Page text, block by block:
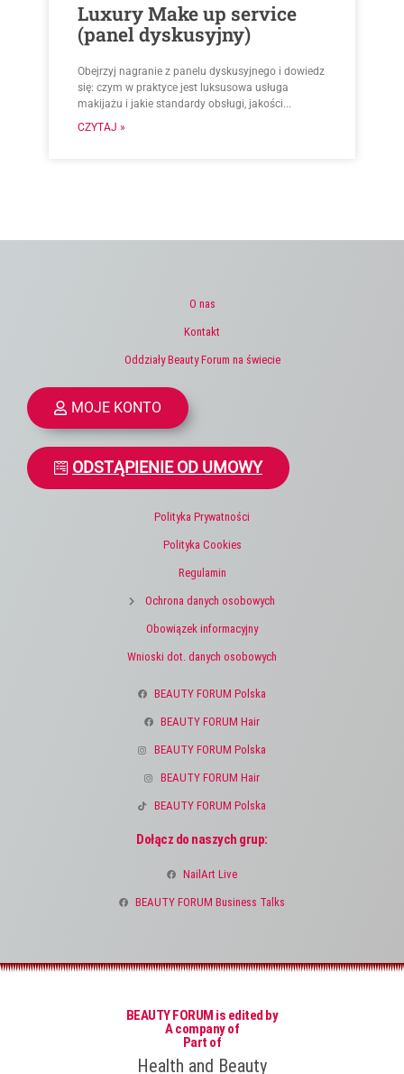
Luxury Make up service
(panel dyskusyjny)
Obejrzyj nagranie z panelu dyskusyjnego i dowiedz
się: czym w praktyce jest luksusowa usługa
makijażu i jakie standardy obsługi, jakości...
CZYTAJ »
O nas
Kontakt
Oddziały Beauty Forum na świecie
MOJE KONTO
ODSTĄPIENIE OD UMOWY
Polityka Prywatności
Polityka Cookies
Regulamin
Ochrona danych osobowych
Obowiązek informacyjny
Wnioski dot. danych osobowych
BEAUTY FORUM Polska
BEAUTY FORUM Hair
BEAUTY FORUM Polska
BEAUTY FORUM Hair
BEAUTY FORUM Polska
Dołącz do naszych grup:
NailArt Live
BEAUTY FORUM Business Talks
BEAUTY FORUM is edited by
A company of
Part of
Health and Beauty